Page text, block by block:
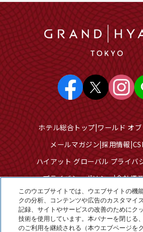
ホテル総合トップ ワールド オ
メールマガジン 採用情報
ハイアット グローバル プライバ
プライバシーポリシー 会社概
サイトのご利用について サ
クッキーセンター
個人情報を販売または共有しな
このウエブサイトでは、ウエブサイトの機
クの分析、コンテンツや広告のカスタマイ
記録、サイトやサービスの改善のためにク
技術を使用しています。本バナーを閉じる
のご利用を継続される（本ウエブページを